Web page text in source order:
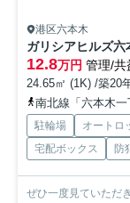
港区六本木
ガリシアヒルズ六
12.8万円 管理/共
24.65㎡ (1K) /築20
南北線「六本木
駐輪場 オートロ
宅配ボックス
防
ぜひ一度見ていただ